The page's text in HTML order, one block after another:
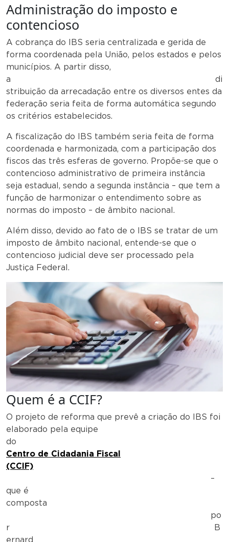
Administração do imposto e
contencioso
A cobrança do IBS seria centralizada e gerida de
forma coordenada pela União, pelos estados e pelos
municípios. A partir disso,
a di
stribuição da arrecadação entre os diversos entes da
federação seria feita de forma automática segundo
os critérios estabelecidos.
A fiscalização do IBS também seria feita de forma
coordenada e harmonizada, com a participação dos
fiscos das três esferas de governo. Propõe-se que o
contencioso administrativo de primeira instância
seja estadual, sendo a segunda instância – que tem a
função de harmonizar o entendimento sobre as
normas do imposto – de âmbito nacional.
Além disso, devido ao fato de o IBS se tratar de um
imposto de âmbito nacional, entende-se que o
contencioso judicial deve ser processado pela
Justiça Federal.
Quem é a CCIF?
O projeto de reforma que prevê a criação do IBS foi
elaborado pela equipe
do
Centro de Cidadania Fiscal
(CCIF)
–
que é
composta
po
r B
ernard